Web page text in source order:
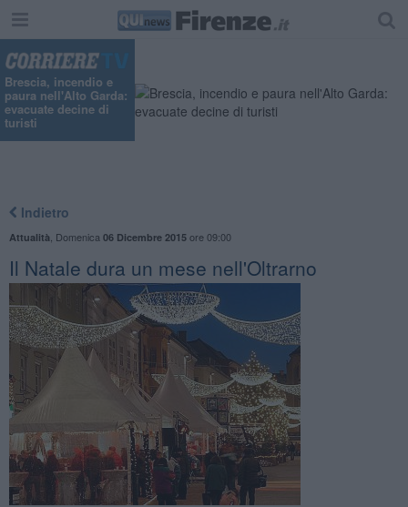
Brescia, incendio e
paura nell'Alto Garda:
evacuate decine di
turisti
Indietro
Attualità Domenica 06 Dicembre 2015ore 09:00
Il Natale dura un mese nell'Oltrarno